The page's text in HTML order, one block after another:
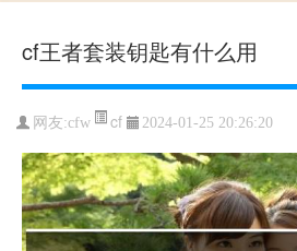
cf王者套装钥匙有什么用
网友:cfw cf 2024-01-25 20:26:20